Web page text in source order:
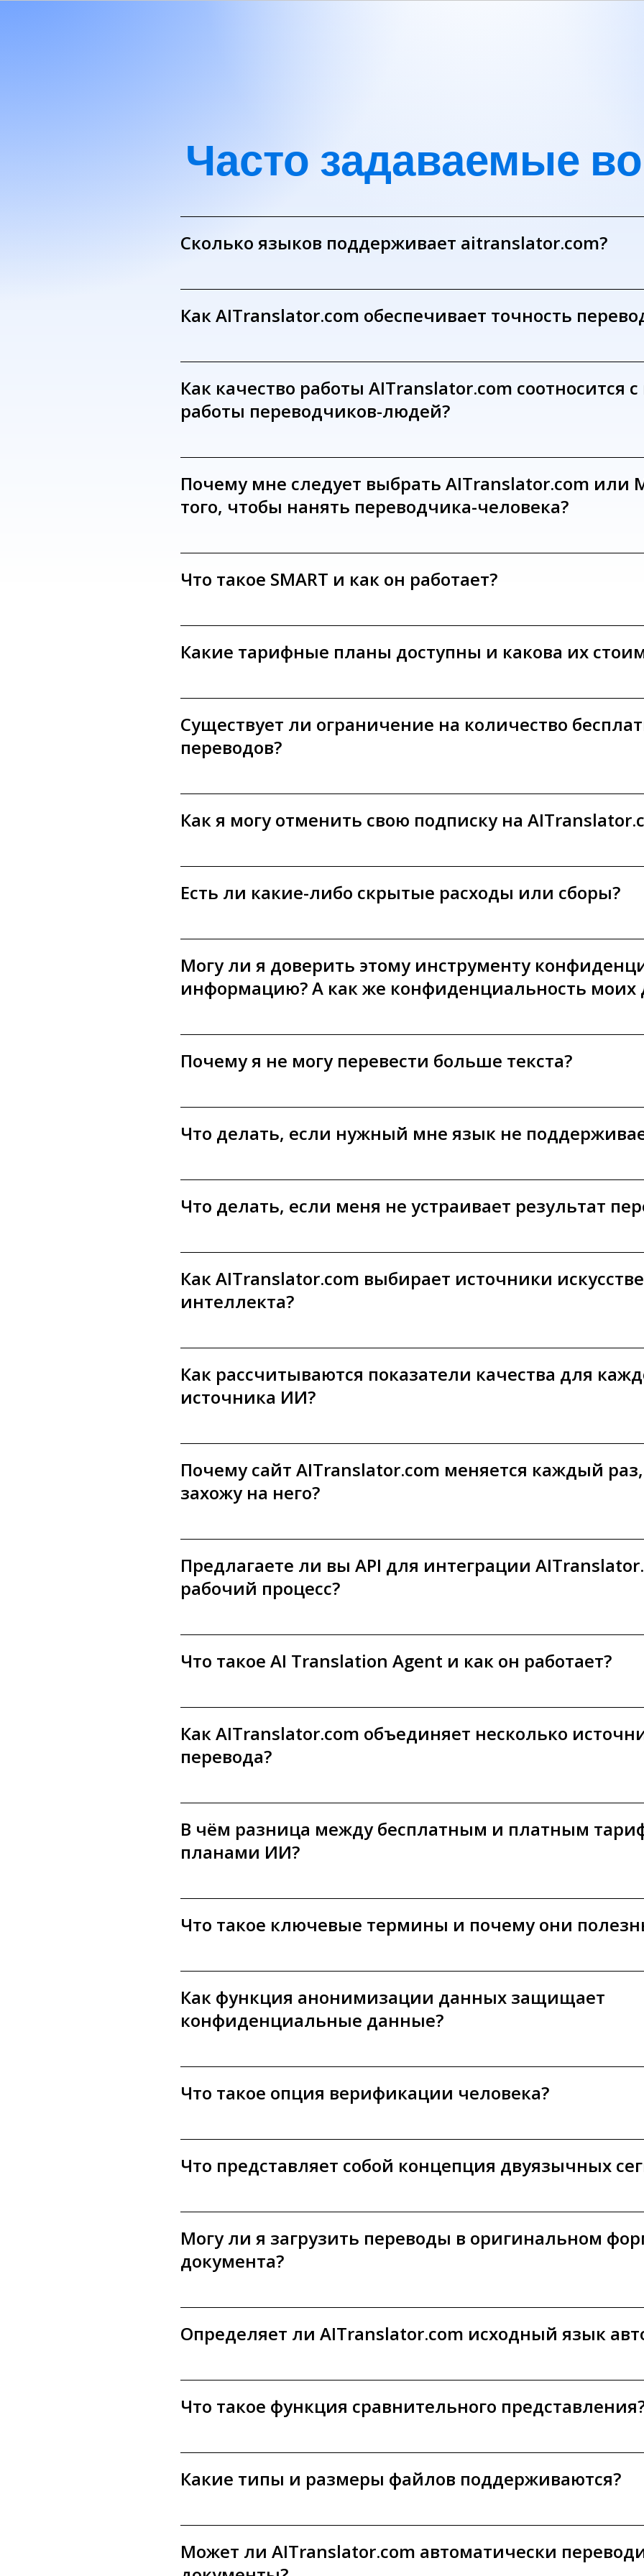
Часто задаваемые
Сколько языков поддерживает aitranslator.com?
Как AITranslator.com обеспечивает точность
Как качество работы AITranslator.com соотносится
работы переводчиков-людей?
Почему мне следует выбрать AITranslator.com или
того, чтобы нанять переводчика-человека?
Что такое SMART и как он работает?
Какие тарифные планы доступны и какова их
Существует ли ограничение на количество
переводов?
Как я могу отменить свою подписку на
Есть ли какие-либо скрытые расходы или сборы?
Могу ли я доверить этому инструменту
информацию? А как же конфиденциальность моих
Почему я не могу перевести больше текста?
Что делать, если нужный мне язык не
Что делать, если меня не устраивает результат
Как AITranslator.com выбирает источники
интеллекта?
Как рассчитываются показатели качества для
источника ИИ?
Почему сайт AITranslator.com меняется каждый раз,
захожу на него?
Предлагаете ли вы API для интеграции
рабочий процесс?
Что такое AI Translation Agent и как он работает?
Как AITranslator.com объединяет несколько
перевода?
В чём разница между бесплатным и платным
планами ИИ?
Что такое ключевые термины и почему они
Как функция анонимизации данных защищает
конфиденциальные данные?
Что такое опция верификации человека?
Что представляет собой концепция двуязычных
Могу ли я загрузить переводы в оригинальном
документа?
Определяет ли AITranslator.com исходный язык
Что такое функция сравнительного
Какие типы и размеры файлов поддерживаются?
Может ли AITranslator.com автоматически